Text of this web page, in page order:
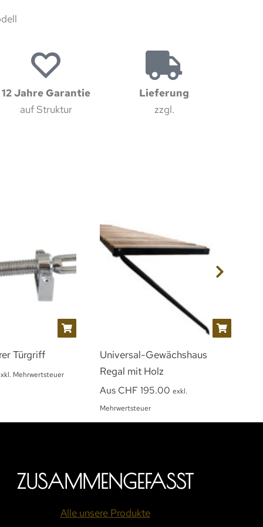
12 Jahre Garantie
auf Struktur
Lieferung
zzgl.
Türgriff
Mehrwertsteuer
Universal-Gewächshaus
Regal mit Holz
Aus CHF 195.00 exkl.
Mehrwertsteuer
ZUSAMMENGEFASST
Alle unsere Produkte